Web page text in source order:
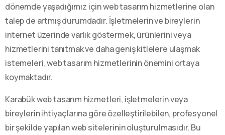
dönemde yaşadığımız için web tasarım hizmetlerine olan
talep de artmış durumdadır. İşletmelerin ve bireylerin
internet üzerinde varlık göstermek, ürünlerini veya
hizmetlerini tanıtmak ve daha geniş kitlelere ulaşmak
istemeleri, web tasarım hizmetlerinin önemini ortaya
koymaktadır.
Karabük web tasarım hizmetleri, işletmelerin veya
bireylerin ihtiyaçlarına göre özelleştirilebilen, profesyonel
bir şekilde yapılan web sitelerinin oluşturulmasıdır. Bu